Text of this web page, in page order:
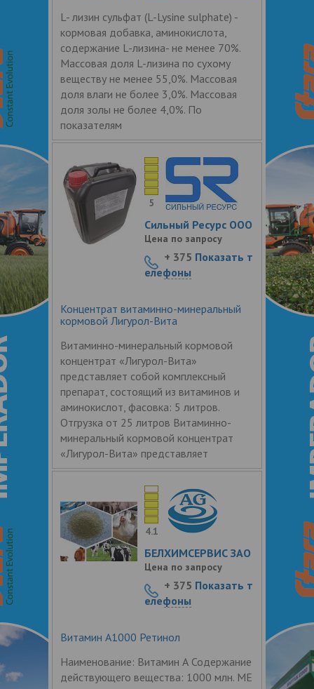
L- лизин сульфат (L-Lysine sulphate) -
кормовая добавка, аминокислота,
содержание L-лизина- не менее 70%.
Массовая доля L-лизина по сухому
веществу не менее 55,0%. Массовая
доля влаги не более 3,0%. Массовая
доля золы не более 4,0%. По
показателям
Концентрат витаминно-минеральный
кормовой Лигурол-Вита
Витаминно-минеральный кормовой
концентрат «Лигурол-Вита»
представляет собой комплексный
препарат, состоящий из витаминов и
аминокислот, фасовка: 5 литров.
Отгрузка от 25 литров Витаминно-
минеральный кормовой концентрат
«Лигурол-Вита» представляет
5
Сильный Ресурс ООО
Цена по запросу
+ 375 Показать т
елефоны
Витамин A1000 Ретинол
Наименование: Витамин А Содержание
действующего вещества: 1000 млн. МЕ
4.1
БЕЛХИМСЕРВИС ЗАО
Цена по запросу
+ 375 Показать т
елефоны